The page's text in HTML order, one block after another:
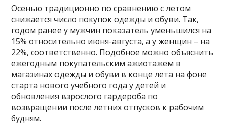
Осенью традиционно по сравнению с летом
снижается число покупок одежды и обуви. Так,
годом ранее у мужчин показатель уменьшился на
15% относительно июня-августа, а у женщин – на
22%, соответственно. Подобное можно объяснить
ежегодным покупательским ажиотажем в
магазинах одежды и обуви в конце лета на фоне
старта нового учебного года у детей и
обновления взрослого гардероба по
возвращении после летних отпусков к рабочим
будням.